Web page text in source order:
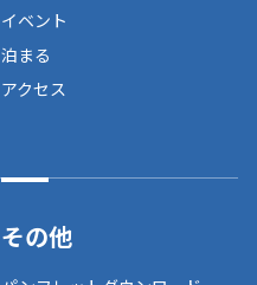
イベント
泊まる
アクセス
その他